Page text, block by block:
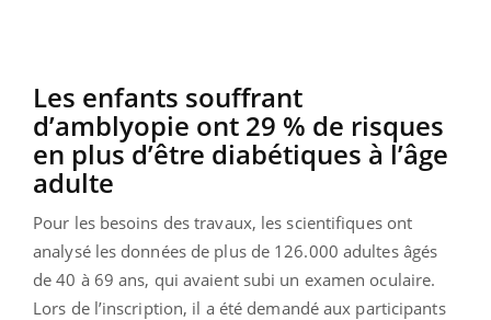
Les enfants souffrant
d’amblyopie ont 29 % de risques
en plus d’être diabétiques à l’âge
adulte
Pour les besoins des travaux, les scientifiques ont
analysé les données de plus de 126.000 adultes âgés
de 40 à 69 ans, qui avaient subi un examen oculaire.
Lors de l’inscription, il a été demandé aux participants